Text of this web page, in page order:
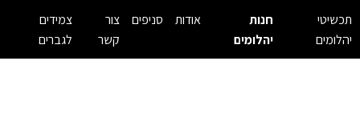
תכשיטי
יהלומים
חנות
יהלומים
אודות סניפים
צור
קשר
צמידים
לגברים